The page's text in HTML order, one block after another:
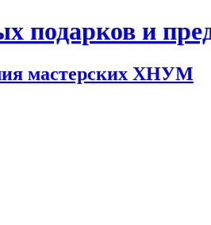
подарков и
мастерских ХНУМ